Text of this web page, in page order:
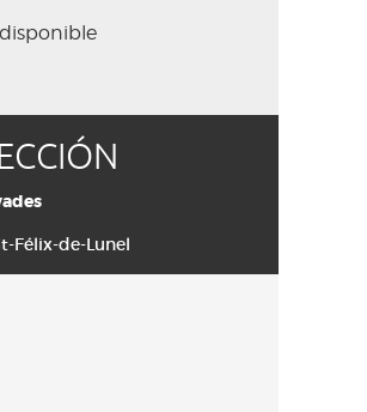
Félix-de-Lunel